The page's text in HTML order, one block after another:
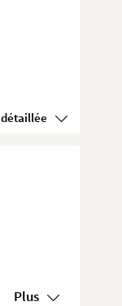
Voir la présentation détaillée
Plus